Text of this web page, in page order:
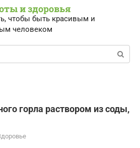
и здоровья
чтобы быть красивым и
человеком
горла раствором из соды,